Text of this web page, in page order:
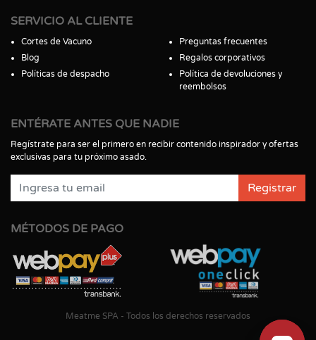
SERVICIO AL CLIENTE
Cortes de Vacuno
Blog
Políticas de despacho
Preguntas frecuentes
Regalos corporativos
Política de devoluciones y
reembolsos
ENTÉRATE ANTES QUE NADIE
Regístrate para ser el primero en recibir contenido inspirador y ofertas
exclusivas para tu próximo asado.
Registrar
MÉTODOS DE PAGO
Meatme SPA - Todos los derechos reservados